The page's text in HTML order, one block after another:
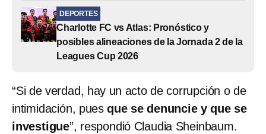
DEPORTES
Charlotte FC vs Atlas: Pronóstico y
posibles alineaciones de la Jornada 2 de la
Leagues Cup 2026
“Si de verdad, hay un acto de corrupción o de
intimidación, pues que se denuncie y que se
investigue”, respondió Claudia Sheinbaum.